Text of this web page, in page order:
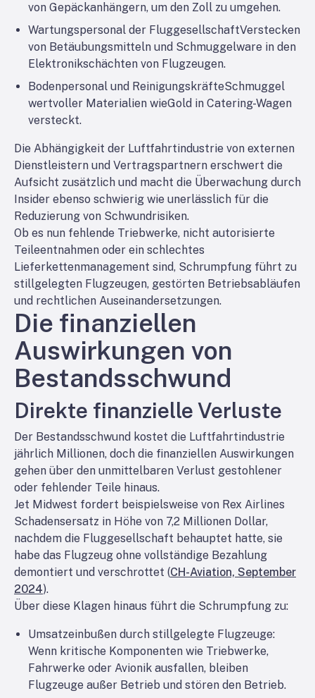
von Gepäckanhängern, um den Zoll zu umgehen.
Wartungspersonal der FluggesellschaftVerstecken
von Betäubungsmitteln und Schmuggelware in den
Elektronikschächten von Flugzeugen.
Bodenpersonal und ReinigungskräfteSchmuggel
wertvoller Materialien wieGold in Catering-Wagen
versteckt.
Die Abhängigkeit der Luftfahrtindustrie von externen
Dienstleistern und Vertragspartnern erschwert die
Aufsicht zusätzlich und macht die Überwachung durch
Insider ebenso schwierig wie unerlässlich für die
Reduzierung von Schwundrisiken.
Ob es nun fehlende Triebwerke, nicht autorisierte
Teileentnahmen oder ein schlechtes
Lieferkettenmanagement sind, Schrumpfung führt zu
stillgelegten Flugzeugen, gestörten Betriebsabläufen
und rechtlichen Auseinandersetzungen.
Die finanziellen
Auswirkungen von
Bestandsschwund
Direkte finanzielle Verluste
Der Bestandsschwund kostet die Luftfahrtindustrie
jährlich Millionen, doch die finanziellen Auswirkungen
gehen über den unmittelbaren Verlust gestohlener
oder fehlender Teile hinaus.
Jet Midwest fordert beispielsweise von Rex Airlines
Schadensersatz in Höhe von 7,2 Millionen Dollar,
nachdem die Fluggesellschaft behauptet hatte, sie
habe das Flugzeug ohne vollständige Bezahlung
demontiert und verschrottet (CH-Aviation, September
2024).
Über diese Klagen hinaus führt die Schrumpfung zu:
Umsatzeinbußen durch stillgelegte Flugzeuge:
Wenn kritische Komponenten wie Triebwerke,
Fahrwerke oder Avionik ausfallen, bleiben
Flugzeuge außer Betrieb und stören den Betrieb.